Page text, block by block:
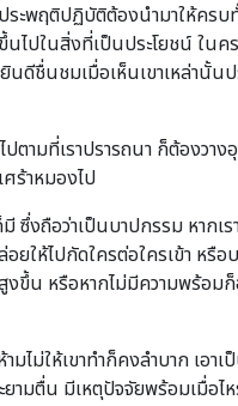
ะพฤติปฏิบัติต้องนำมาให้ครบ
ปในสิ่งที่เป็นประโยชน์ ใน
ดีชื่นชมเมื่อเห็นเขาเหล่านั้น
ามที่เราปรารถนา ก็ต้องวา
ร้าหมองไป
ถือว่าเป็นบาปกรรม หากเ
ห้ไปกัดใครต่อใครเข้า หรื
ขึ้น หรือหากไม่มีความพร้อม
ไม่ให้เขาทำก็คงลำบาก เอา
ยามตื่น มีเหตุปัจจัยพร้อมเมื่อ